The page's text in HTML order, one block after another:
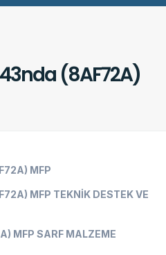
(8AF72A)
MFP
MFP TEKNİK DESTEK VE
MFP SARF MALZEME